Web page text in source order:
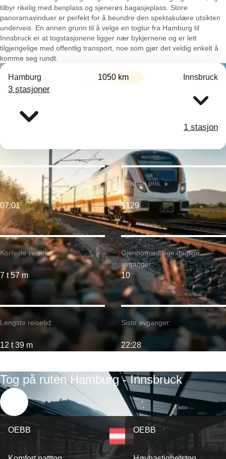
tilbyr rikelig med benplass og sjenerøs bagasjeplass. Store
panoramavinduer er perfekt for å beundre den spektakulære utsikten
underveis. En annen grunn til å velge en togtur fra Hamburg til
Innsbruck er at togstasjonene ligger nær bykjernene og er lett
tilgjengelige med offentlig transport, noe som gjør det veldig enkelt å
komme seg rundt.
Hamburg 1050 km Innsbruck
3 stasjoner
1 stasjon
Korteste reisetid:
7 t 57 m
Tidligste avgang:
07:01
Lengste reisetid:
12 t 39 m
Laveste pris:
$129
Gjennomsnittlige daglige
avganger:
10
Siste avganger:
22:28
Tog på ruten Hamburg - Innsbruck
OEBB OEBB